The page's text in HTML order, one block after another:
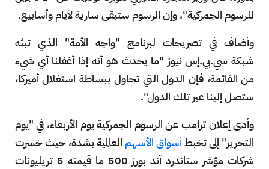
للرسوم الجمركية"، وإن الرسوم ستبقى سارية لأيام وأسابيع.
وأضاف في تصريحات لبرنامج "واجه الأمة" الذي تبثه
شبكة سي.بي.إس نيوز "ما يحدث هو أنه إذا أغفلنا أي شيء
من القائمة، فإن الدول التي تحاول ببساطة استغلال أميركا،
ستصل إلينا عبر تلك الدول".
وأدى إعلان ترامب عن الرسوم الجمركية يوم الأربعاء، في "يوم
التحرير" إلى تخبطأسواق الأسهم العالمية بشدة، حيث خسرت
شركات مؤشر ستاندرد آند بورز 500 ما قيمته 5 تريليونات